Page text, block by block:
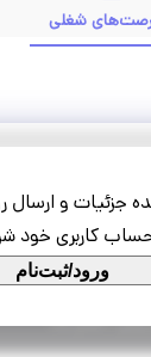
شغلی
جزئیات و ارسال
کاربری خود
ورود/ثبت‌نام
کارشناس تولید
وقت استخدام
| منقضی شده